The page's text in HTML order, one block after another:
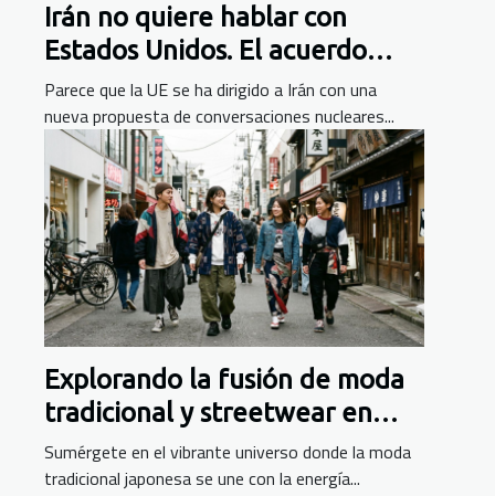
Irán no quiere hablar con
Estados Unidos. El acuerdo
nuclear está en peligro
Parece que la UE se ha dirigido a Irán con una
nueva propuesta de conversaciones nucleares...
Explorando la fusión de moda
tradicional y streetwear en
Japón
Sumérgete en el vibrante universo donde la moda
tradicional japonesa se une con la energía...